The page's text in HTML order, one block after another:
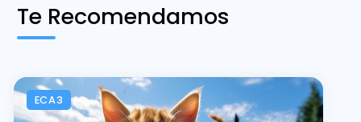
Te Recomendamos
ECA3